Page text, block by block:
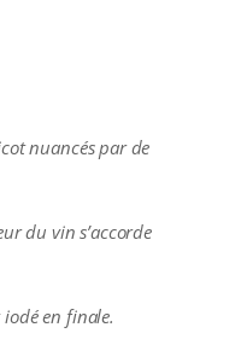
nuancés par de
du vin s’accorde
en finale.